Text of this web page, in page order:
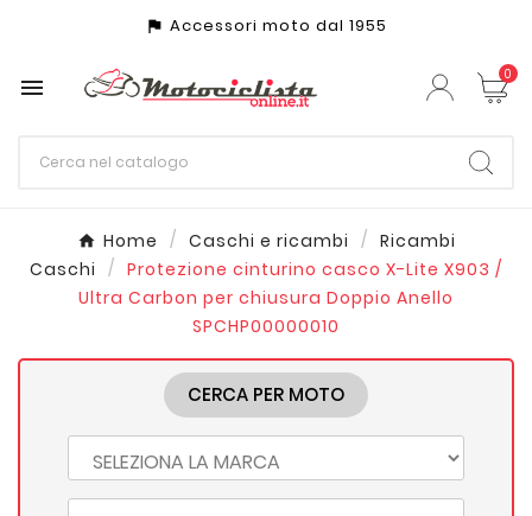
assistant_photo Accessori moto dal 1955
 0
Home Caschi e ricambi
Ricambi
Caschi
Protezione cinturino casco X-Lite X903 /
Ultra Carbon per chiusura Doppio Anello
SPCHP00000010
CERCA PER MOTO